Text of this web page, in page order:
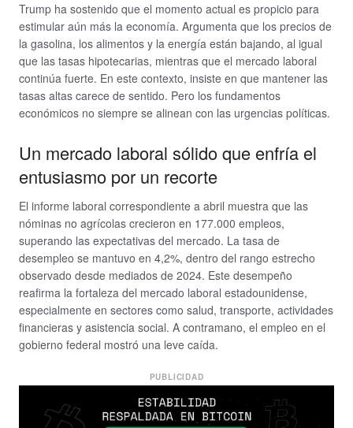
Trump ha sostenido que el momento actual es propicio para
estimular aún más la economía. Argumenta que los precios de
la gasolina, los alimentos y la energía están bajando, al igual
que las tasas hipotecarias, mientras que el mercado laboral
continúa fuerte. En este contexto, insiste en que mantener las
tasas altas carece de sentido. Pero los fundamentos
económicos no siempre se alinean con las urgencias políticas.
Un mercado laboral sólido que enfría el
entusiasmo por un recorte
El informe laboral correspondiente a abril muestra que las
nóminas no agrícolas crecieron en 177.000 empleos,
superando las expectativas del mercado. La tasa de
desempleo se mantuvo en 4,2%, dentro del rango estrecho
observado desde mediados de 2024. Este desempeño
reafirma la fortaleza del mercado laboral estadounidense,
especialmente en sectores como salud, transporte, actividades
financieras y asistencia social. A contramano, el empleo en el
gobierno federal mostró una leve caída.
PUBLICIDAD